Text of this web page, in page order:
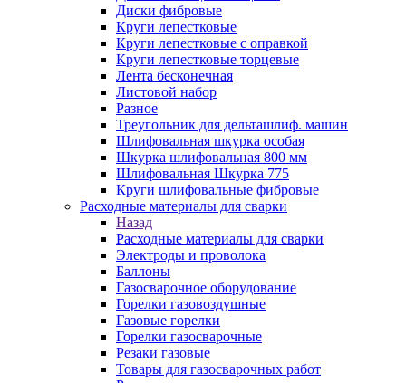
Диски фибровые
Круги лепестковые
Круги лепестковые с оправкой
Круги лепестковые торцевые
Лента бесконечная
Листовой набор
Разное
Треугольник для дельташлиф. машин
Шлифовальная шкурка особая
Шкурка шлифовальная 800 мм
Шлифовальная Шкурка 775
Круги шлифовальные фибровые
Расходные материалы для сварки
Назад
Расходные материалы для сварки
Электроды и проволока
Баллоны
Газосварочное оборудование
Горелки газовоздушные
Газовые горелки
Горелки газосварочные
Резаки газовые
Товары для газосварочных работ